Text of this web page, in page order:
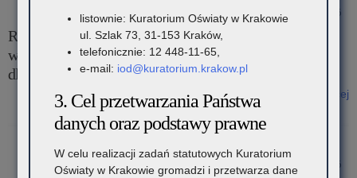
30 stycznia 2026
Rekrutacja do publicznych szkół ponadpodstawowych z
wykorzystaniem systemu informatycznego – informacja
dla organów prowadzących i dyrektorów szkół
Czytaj więcej
o: Rekrutacja do publicznych szkół ponadpodstawowych z
wykorzystaniem systemu informatycznego – informacja dla
27 stycznia 2026
listownie: Kuratorium Oświaty w Krakowie
ul. Szlak 73, 31-153 Kraków,
telefonicznie: 12 448-11-65,
e-mail: iod@kuratorium.krakow.pl
3. Cel przetwarzania Państwa
danych oraz podstawy prawne
W celu realizacji zadań statutowych Kuratorium
Oświaty w Krakowie gromadzi i przetwarza dane